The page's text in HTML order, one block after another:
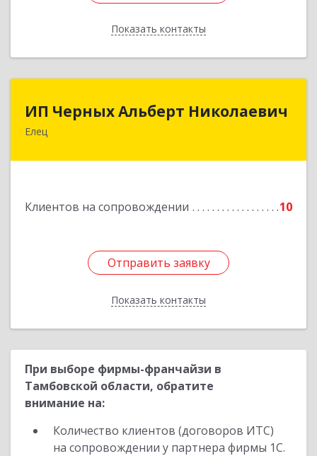
Показать контакты
Назад
ИП Черных Альберт Николаевич
Елец
Клиентов на сопровождении 10
Отправить заявку
Показать контакты
ИП Черных Альберт Николаевич
399771, Липецкая обл, Елец г, Н.Гусевой ул, 56А
Отправить заявку
Назад
При выборе фирмы-франчайзи в
Тамбовской области, обратите
внимание на:
Количество клиентов (договоров ИТС)
на сопровождении у партнера фирмы 1С.